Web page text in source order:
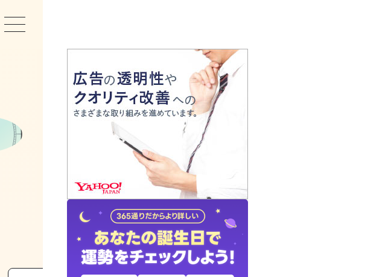
トップ
ユーザーの声
占いの流れ
おすすめの占い師
よくある質問